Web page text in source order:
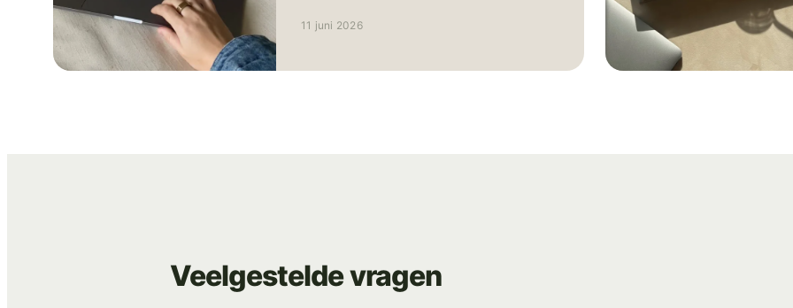
Als TikTok advertising specialist ziet TNG dat
simpelweg niet werken voor e-commerce
11 juni 2026
Veelgestelde vragen